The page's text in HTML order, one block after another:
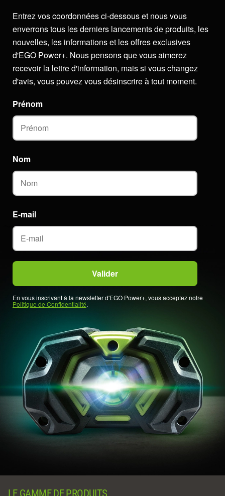
Entrez vos coordonnées ci-dessous et nous vous
enverrons tous les derniers lancements de produits, les
nouvelles, les informations et les offres exclusives
d'EGO Power+. Nous pensons que vous aimerez
recevoir la lettre d'information, mais si vous changez
d'avis, vous pouvez vous désinscrire à tout moment.
E-mail
Prénom
Nom
En vous inscrivant à la newsletter d'EGO Power+, vous acceptez notre
Politique de Confidentialité.